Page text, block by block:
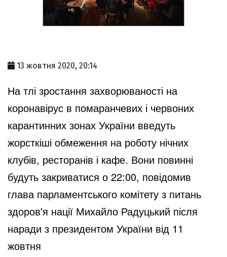
13 жовтня 2020, 20:14
На тлі зростання захворюваності на
коронавірус в помаранчевих і червоних
карантинних зонах України введуть
жорсткіші обмеження на роботу нічних
клубів, ресторанів і кафе. Вони повинні
будуть закриватися о 22:00, повідомив
глава парламентського комітету з питань
здоров'я нації Михайло Радуцький після
наради з президентом України від 11
жовтня